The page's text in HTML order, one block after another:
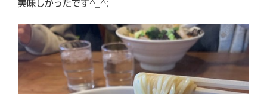
美味しかったです^_^;